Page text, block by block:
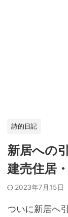
詩的日記
新居への
建売住居
2023年7月15日
ついに新居へ